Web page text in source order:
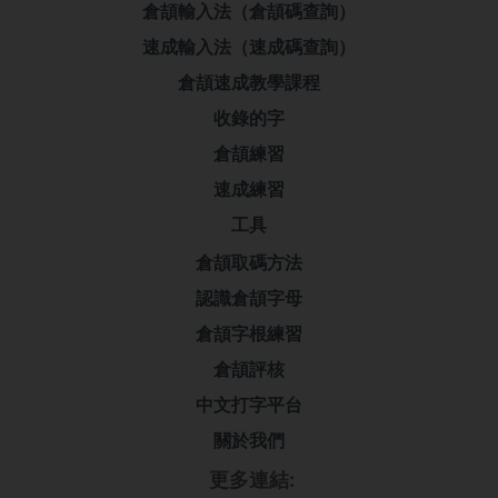
倉頡輸入法（倉頡碼查詢）
速成輸入法（速成碼查詢）
倉頡速成教學課程
收錄的字
倉頡練習
速成練習
工具
倉頡取碼方法
認識倉頡字母
倉頡字根練習
倉頡評核
中文打字平台
關於我們
更多連結: